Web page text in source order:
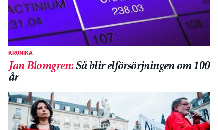
KRÖNIKA
Jan Blomgren:Så blir elförsörjningen om 100
år